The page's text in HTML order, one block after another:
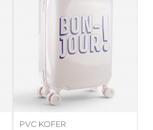
PVC KOFER